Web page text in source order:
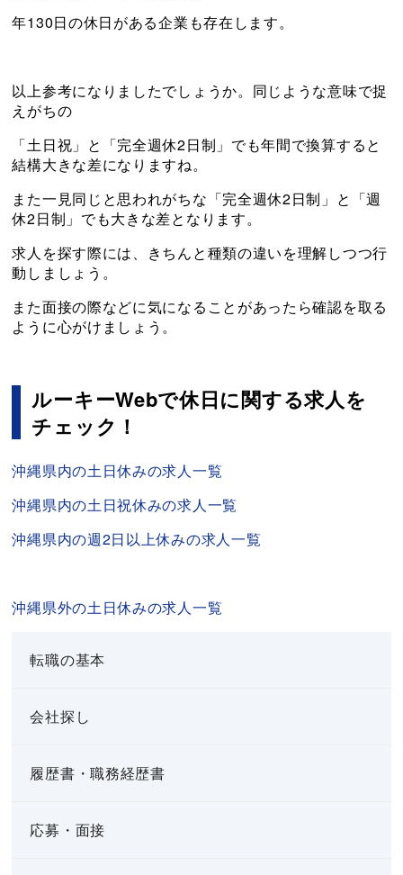
年130日の休日がある企業も存在します。
以上参考になりましたでしょうか。同じような意味で捉
えがちの
「土日祝」と「完全週休2日制」でも年間で換算すると
結構大きな差になりますね。
また一見同じと思われがちな「完全週休2日制」と「週
休2日制」でも大きな差となります。
求人を探す際には、きちんと種類の違いを理解しつつ行
動しましょう。
また面接の際などに気になることがあったら確認を取る
ように心がけましょう。
ルーキーWebで休日に関する求人を
チェック！
沖縄県内の土日休みの求人一覧
沖縄県内の土日祝休みの求人一覧
沖縄県内の週2日以上休みの求人一覧
沖縄県外の土日休みの求人一覧
転職の基本
会社探し
履歴書・職務経歴書
応募・面接